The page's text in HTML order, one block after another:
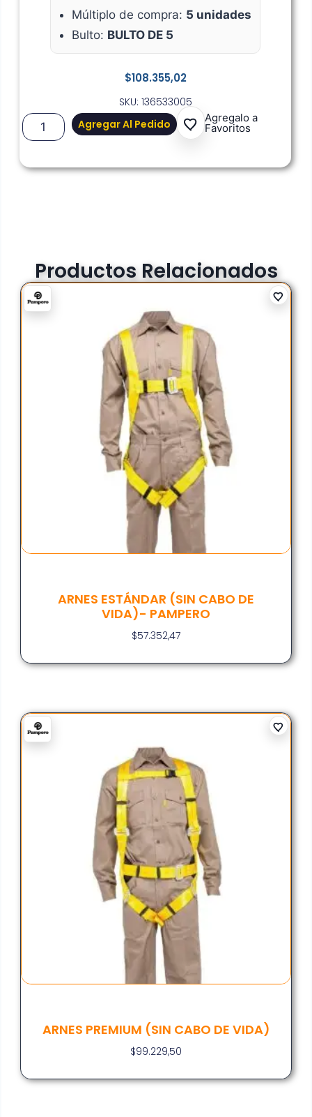
$108.355,02
SKU: 136533005
Agregar Al Pedido
Agregalo a
Favoritos
Múltiplo de compra: 5 unidades
Bulto: BULTO DE 5
Productos Relacionados
ARNES ESTÁNDAR (SIN CABO DE
VIDA)- PAMPERO
$57.352,47
ARNES PREMIUM (SIN CABO DE VIDA)
$99.229,50